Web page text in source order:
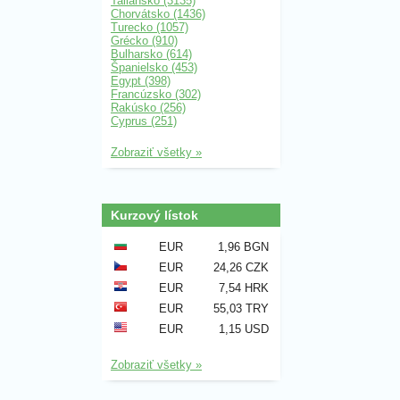
Chorvátsko (1436)
Turecko (1057)
Grécko (910)
Bulharsko (614)
Španielsko (453)
Egypt (398)
Francúzsko (302)
Rakúsko (256)
Cyprus (251)
Zobraziť všetky »
Kurzový lístok
EUR
1,96 BGN
EUR
24,26 CZK
EUR
7,54 HRK
EUR
55,03 TRY
EUR
1,15 USD
Zobraziť všetky »